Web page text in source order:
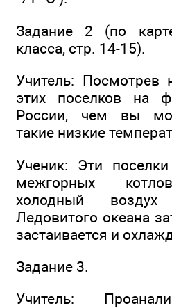
Задание 2 (по
класса, стр. 14-15).
Учитель: Посмотрев
этих поселков на
России, чем вы
такие низкие
Ученик: Эти
межгорных
холодный
Ледовитого океана
застаивается и
Задание 3.
Учитель: